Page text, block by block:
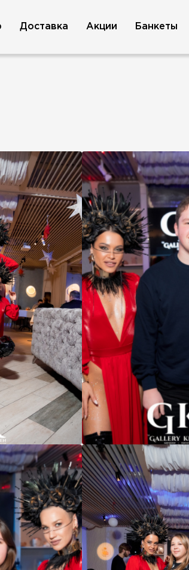
Доставка Акции Банкеты